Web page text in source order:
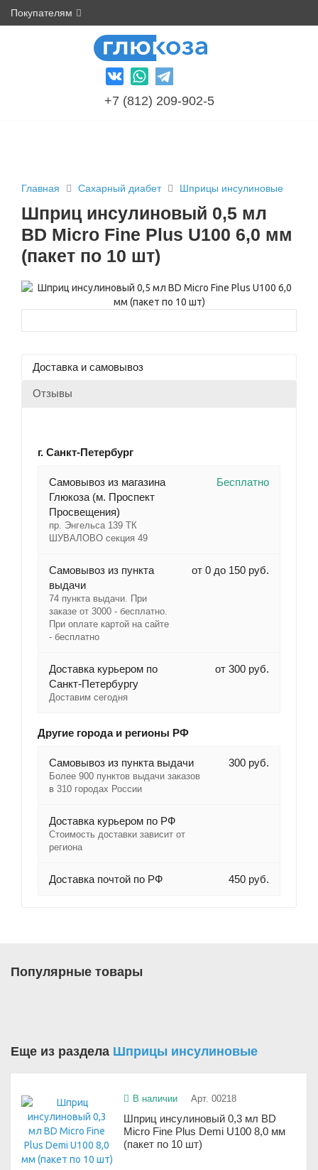
Покупателям
+7 (812) 209-902-5
Главная Сахарный диабет Шприцы инсулиновые
Шприц инсулиновый 0,5 мл
BD Micro Fine Plus U100 6,0 мм
(пакет по 10 шт)
Доставка и самовывоз
Отзывы
г. Санкт-Петербург
Cамовывоз из магазина
Глюкоза (м. Проспект
Просвещения)
пр. Энгельса 139 ТК
ШУВАЛОВО секция 49
Бесплатно
Самовывоз из пункта
выдачи
74 пункта выдачи. При
заказе от 3000 - бесплатно.
При оплате картой на сайте
- бесплатно
от 0 до 150 руб.
Доставка курьером по
Санкт-Петербургу
Доставим сегодня
от 300 руб.
Другие города и регионы РФ
Самовывоз из пункта выдачи
Более 900 пунктов выдачи заказов
в 310 городах России
300 руб.
Доставка курьером по РФ
Стоимость доставки зависит от
региона
Доставка почтой по РФ 450 руб.
Популярные товары
Еще из раздела Шприцы инсулиновые
В наличии Арт. 00218
Шприц инсулиновый 0,3 мл BD
Micro Fine Plus Demi U100 8,0 мм
(пакет по 10 шт)